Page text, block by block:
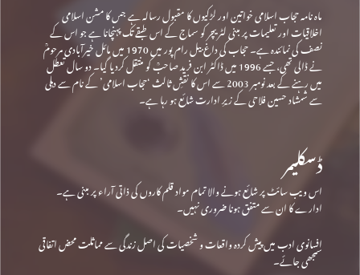
ماہ نامہ حجاب اسلامی خواتین اور لڑکیوں کا مقبول رسالہ ہے جس کا مشن اسلامی
اخلاقیات اور تعلیمات پر مبنی لٹریچر کو سماج کے اس طبقے تک پہنچانا ہے جو اس کے
نصف کی نمائندہ ہے۔ حجاب کی داغ بیل رام پور میں 1970 میں مائل خیرآبادی مرحومؒ
نے ڈالی تھی، جسے 1996 میں ڈاکٹر ابن فرید صاحبؒ کو منتقل کردیا گیا۔ دو سال تعطل
میں رہنے کے بعد نومبر 2003 سے اس کا نقشِ ثالث ‘حجاب اسلامی’ کے نام سے دہلی
سے شمشاد حسین فلاحی کے زیرِ ادارت شائع ہو رہا ہے۔
ڈسکلیمر
اس ویب سائٹ پر شائع ہونے والا تمام مواد قلم کاروں کی ذاتی آراء پر مبنی ہے۔
ادارے کا ان سے متفق ہونا ضروری نہیں۔
افسانوی ادب میں پیش کردہ واقعات و شخصیات کی اصل زندگی سے مماثلت محض اتفاقی
سمجھی جائے۔